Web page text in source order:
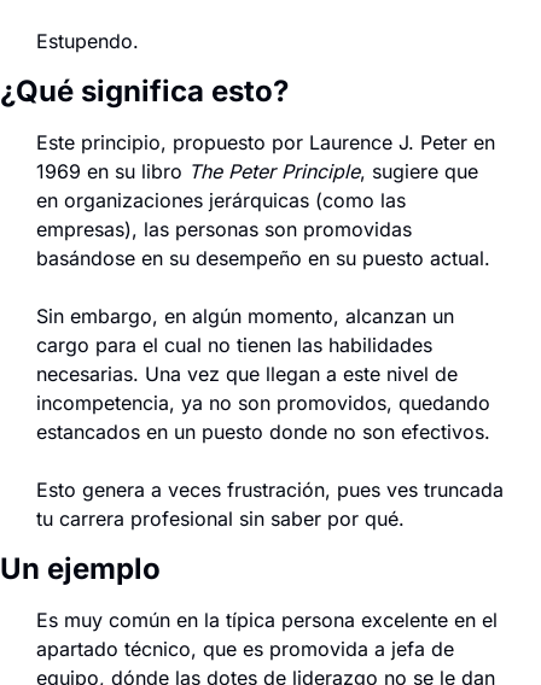
Estupendo.
¿Qué significa esto?
Este principio, propuesto por Laurence J. Peter en
1969 en su libro The Peter Principle, sugiere que
en organizaciones jerárquicas (como las
empresas), las personas son promovidas
basándose en su desempeño en su puesto actual.
Sin embargo, en algún momento, alcanzan un
cargo para el cual no tienen las habilidades
necesarias. Una vez que llegan a este nivel de
incompetencia, ya no son promovidos, quedando
estancados en un puesto donde no son efectivos.
Esto genera a veces frustración, pues ves truncada
tu carrera profesional sin saber por qué.
Un ejemplo
Es muy común en la típica persona excelente en el
apartado técnico, que es promovida a jefa de
equipo, dónde las dotes de liderazgo no se le dan